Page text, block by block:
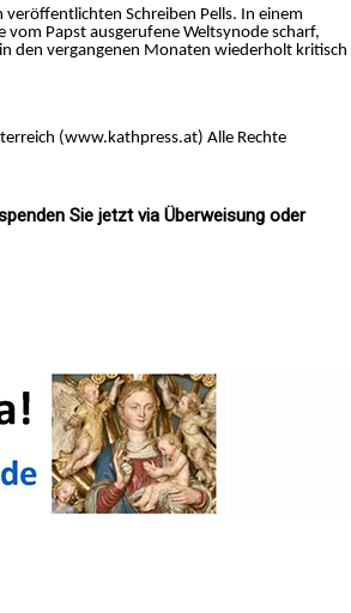
Schreiben Pells. In einem
Papst ausgerufene Weltsynode scharf,
den vergangenen Monaten wiederholt kritisch
(www.kathpress.at) Alle Rechte
Sie jetzt via Überweisung oder